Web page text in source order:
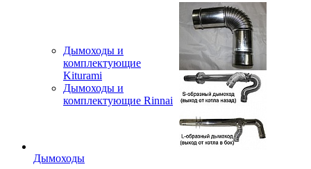
Дымоходы и
комплектующие
Kiturami
Дымоходы и
комплектующие Rinnai
Дымоходы